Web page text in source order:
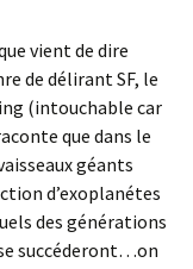
vient de dire
de délirant SF, le
(intouchable car
que dans le
géants
d’exoplanétes
des générations
succéderont…on